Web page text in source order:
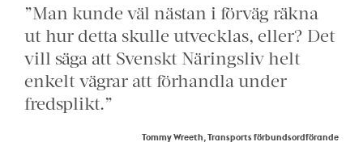
”Man kunde väl nästan i förväg räkna
ut hur detta skulle utvecklas, eller? Det
vill säga att Svenskt Näringsliv helt
enkelt vägrar att förhandla under
fredsplikt.”
Tommy Wreeth, Transports förbundsordförande